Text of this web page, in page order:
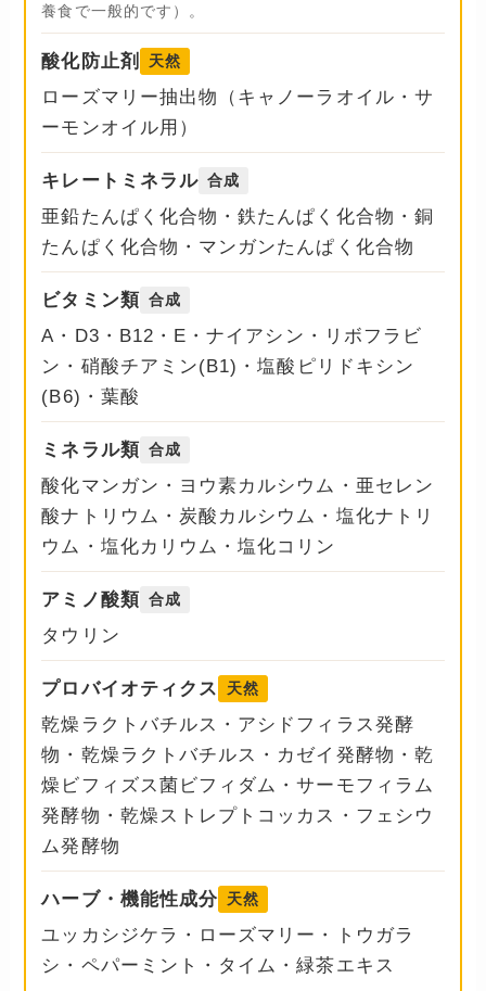
養食で一般的です）。
酸化防止剤 天然
ローズマリー抽出物（キャノーラオイル・サ
ーモンオイル用）
キレートミネラル 合成
亜鉛たんぱく化合物・鉄たんぱく化合物・銅
たんぱく化合物・マンガンたんぱく化合物
ビタミン類 合成
A・D3・B12・E・ナイアシン・リボフラビ
ン・硝酸チアミン(B1)・塩酸ピリドキシン
(B6)・葉酸
ミネラル類 合成
酸化マンガン・ヨウ素カルシウム・亜セレン
酸ナトリウム・炭酸カルシウム・塩化ナトリ
ウム・塩化カリウム・塩化コリン
アミノ酸類 合成
タウリン
プロバイオティクス 天然
乾燥ラクトバチルス・アシドフィラス発酵
物・乾燥ラクトバチルス・カゼイ発酵物・乾
燥ビフィズス菌ビフィダム・サーモフィラム
発酵物・乾燥ストレプトコッカス・フェシウ
ム発酵物
ハーブ・機能性成分 天然
ユッカシジケラ・ローズマリー・トウガラ
シ・ペパーミント・タイム・緑茶エキス